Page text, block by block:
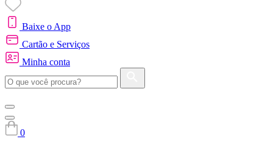
Baixe o App
Cartão e Serviços
Minha conta
0